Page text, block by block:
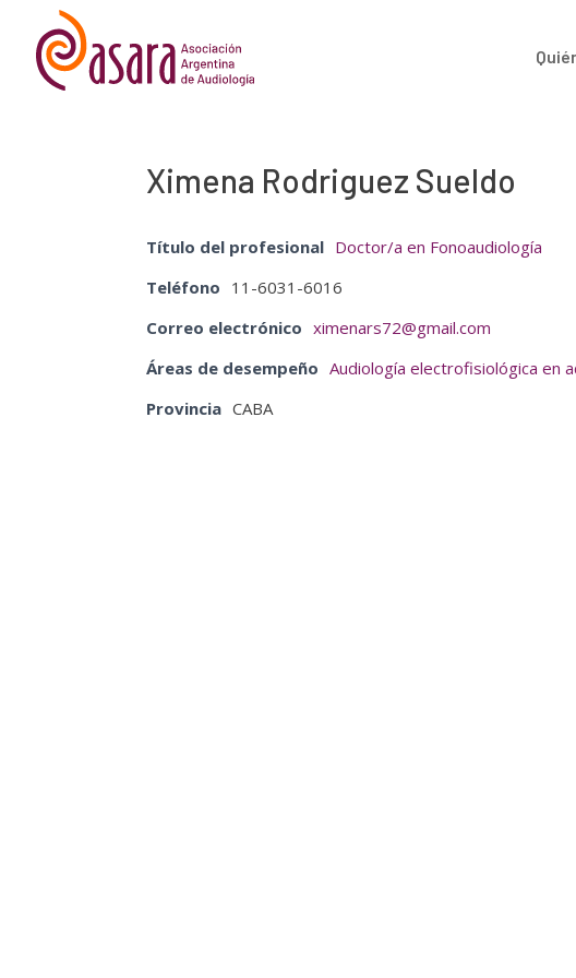
Ximena Rodriguez Sueldo
Título del profesional Doctor/a en Fonoaudiología
Teléfono 11-6031-6016
Correo electrónico ximenars72@gmail.com
Áreas de desempeño Audiología electrofisiológica en
Provincia CABA